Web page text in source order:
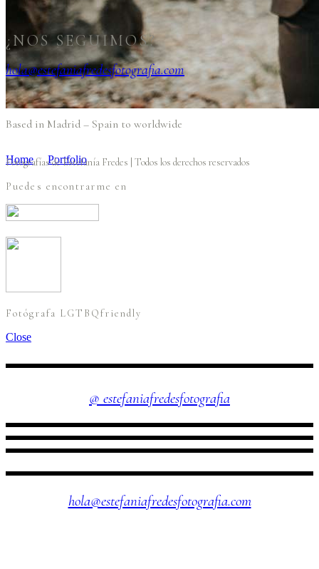
Standard Zoom Out
Home/Portfolio/ Standard Zoom Out
¿NOS SEGUIMOS?
hola@estefaniafredesfotografia.com
.
Based in Madrid – Spain to worldwide
Fotografías de Estefanía Fredes | Todos los derechos reservados
Puedes encontrarme en
Fotógrafa LGTBQfriendly
Close
@ estefaniafredesfotografia
hola@estefaniafredesfotografia.com